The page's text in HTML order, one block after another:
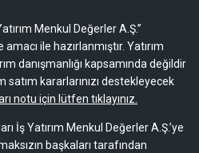
Menkul Değerler A.Ş.”
ile hazırlanmıştır. Yatırım
danışmanlığı kapsamında değildir
satım kararlarınızı destekleyecek
notu için lütfen tıklayınız.
İş Yatırım Menkul Değerler A.Ş.’ye
başkaları tarafından